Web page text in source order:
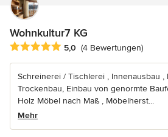
Wohnkultur7 KG
Durchschnittliche Bewertung: 5 von 5
5,0 (4 Bewertungen)
Schreinerei / Tischlerei , Innenausbau ,
Trockenbau, Einbau von genormte
Holz Möbel nach Maß , Möbelherst...
Mehr